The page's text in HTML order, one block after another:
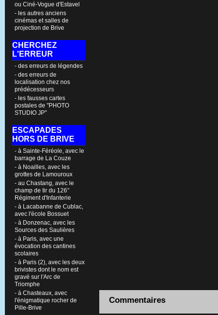
ou Ciné-Vogue d'Estavel
- les autres anciens
cinémas et salles de
projection de Brive
CHERCHEZ
L'ERREUR
- des erreurs de légendes
- des erreurs de
localisation chez nos
prédécesseurs
- les fausses cartes
postales de "PHOTO
STUDIO JP"
ESCAPADES
HORS DE BRIVE
- à Sainte-Féréole, avec le
barrage de La Couze
- à Noailles, avec les
grottes de Lamouroux
- au Chastang, avec le
champ de tir du 126°
Régiment d'Infanterie
- à Lacabanne de Cublac,
avec l'école Bossuet
- à Donzenac, avec les
Sources des Saulières
- à Paris, avec une
évocation des cantines
scolaires
- à Paris (2), avec les deux
brivistes dont le nom est
gravé sur l'Arc de
Triomphe
- à Chasteaux, avec
l'énigmatique rocher de
Pille-Brive
Commentaires